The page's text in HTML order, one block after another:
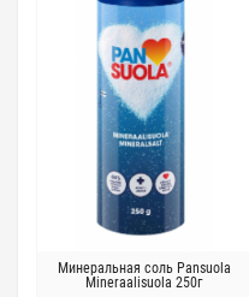
Минеральная соль Pansuola
Mineraalisuola 250г